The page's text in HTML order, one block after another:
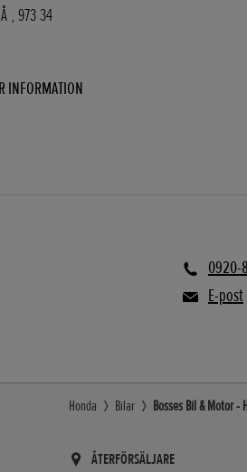
, 973 34
INFORMATION
0920-
E-post
Honda Bilar Bosses Bil & Motor
ÅTERFÖRSÄLJARE